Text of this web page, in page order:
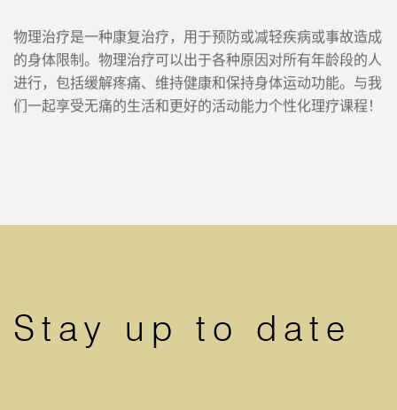
物理治疗是一种康复治疗，用于预防或减轻疾病或事故造成
的身体限制。物理治疗可以出于各种原因对所有年龄段的人
进行，包括缓解疼痛、维持健康和保持身体运动功能。与我
们一起享受无痛的生活和更好的活动能力个性化理疗课程！
Stay up to date